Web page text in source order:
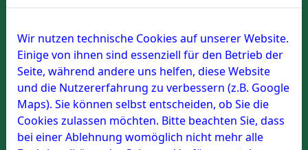
Diashows
Diashow Fahrschule
Wir nutzen technische Cookies auf unserer Website.
Einige von ihnen sind essenziell für den Betrieb der
Seite, während andere uns helfen, diese Website
und die Nutzererfahrung zu verbessern (z.B. Google
Maps). Sie können selbst entscheiden, ob Sie die
Cookies zulassen möchten. Bitte beachten Sie, dass
bei einer Ablehnung womöglich nicht mehr alle